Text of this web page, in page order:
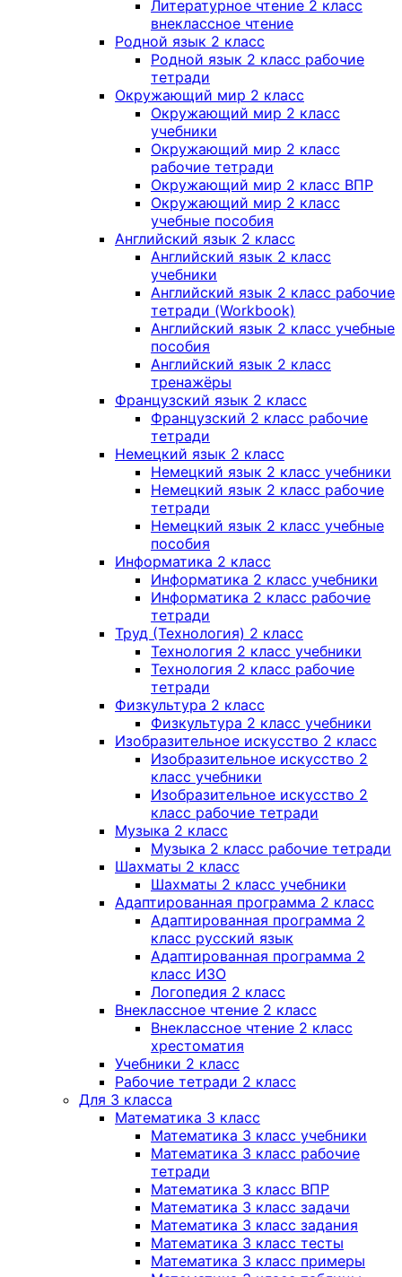
Литературное чтение 2 класс
внеклассное чтение
Родной язык 2 класс
Родной язык 2 класс рабочие
тетради
Окружающий мир 2 класс
Окружающий мир 2 класс
учебники
Окружающий мир 2 класс
рабочие тетради
Окружающий мир 2 класс ВПР
Окружающий мир 2 класс
учебные пособия
Английский язык 2 класс
Английский язык 2 класс
учебники
Английский язык 2 класс рабочие
тетради (Workbook)
Английский язык 2 класс учебные
пособия
Английский язык 2 класс
тренажёры
Французский язык 2 класс
Французский 2 класс рабочие
тетради
Немецкий язык 2 класс
Немецкий язык 2 класс учебники
Немецкий язык 2 класс рабочие
тетради
Немецкий язык 2 класс учебные
пособия
Информатика 2 класс
Информатика 2 класс учебники
Информатика 2 класс рабочие
тетради
Труд (Технология) 2 класс
Технология 2 класс учебники
Технология 2 класс рабочие
тетради
Физкультура 2 класс
Физкультура 2 класс учебники
Изобразительное искусство 2 класс
Изобразительное искусство 2
класс учебники
Изобразительное искусство 2
класс рабочие тетради
Музыка 2 класс
Музыка 2 класс рабочие тетради
Шахматы 2 класс
Шахматы 2 класс учебники
Адаптированная программа 2 класс
Адаптированная программа 2
класс русский язык
Адаптированная программа 2
класс ИЗО
Логопедия 2 класс
Внеклассное чтение 2 класс
Внеклассное чтение 2 класс
хрестоматия
Учебники 2 класс
Рабочие тетради 2 класс
Для 3 класса
Математика 3 класс
Математика 3 класс учебники
Математика 3 класс рабочие
тетради
Математика 3 класс ВПР
Математика 3 класс задачи
Математика 3 класс задания
Математика 3 класс тесты
Математика 3 класс примеры